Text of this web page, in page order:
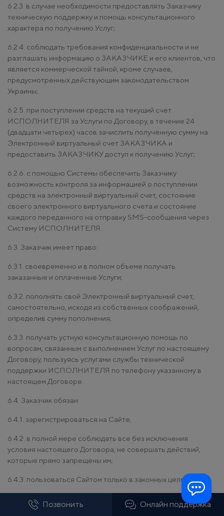
Позвонить Онлайн поддержка
6.2.3. в случае необходимости предоставлять Заказчику
техническую поддержку и помощь консультационного
характера по получению Услуг;
6.2.4. соблюдать требования конфиденциальности и не
разглашать информацию о ЗАКАЗЧИКЕ и его клиентов, что
является коммерческой тайной, кроме случаев,
предусмотренных действующим законодательством
Украины;
6.2.5. при поступлении средств на текущий счет
ИСПОЛНИТЕЛЯ за Услуги по Договору, в течение 24
(двадцати четырех) часов зачислить полученную сумму на
Электронный виртуальный счет ЗАКАЗЧИКА и
предоставить ЗАКАЗЧИКУ доступ к получению Услуг;
6.2.6. с помощью Системы обеспечить Заказчику
возможность контроля за информацией о поступлении
средств на электронный виртуальный счет, состояние
своего электронного виртуального счета и состояние
каждого переданного на отправку SMS-сообщения через
Систему ИСПОЛНИТЕЛЯ.
6.3. Заказчик имеет право:
6.3.1. своевременно и в полном объеме получать
заказанные и оплаченные Услуги;
6.3.2. пополнять свой Электронный виртуальный счет,
самостоятельно, исходя из собственных соображений,
определив сумму пополнения;
6.3.3. получать устную консультационную помощь по
вопросам, связанным с выполнением Услуг по настоящему
Договору, пользуясь услугами службы технической
поддержки ИСПОЛНИТЕЛЯ по телефону указанному в
настоящем Договоре.
6.4. Заказчик обязан:
6.4.1. зарегистрироваться на Сайте;
6.4.2. в полной мере соблюдать все без исключения
условия настоящего Договора, не совершать действий,
которые прямо запрещены им;
6.4.3. пользоваться Сайтом только в законных целях;
6.4.4. соблюдать Правила предоставления услуг по
Договору;